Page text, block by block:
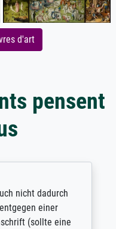
d'art
pensent
dadurch
einer
(sollte eine